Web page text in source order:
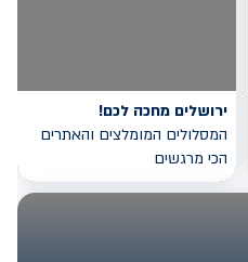
ירושלים מחכה לכם!
המסלולים המומלצים והאתרים
הכי מרגשים